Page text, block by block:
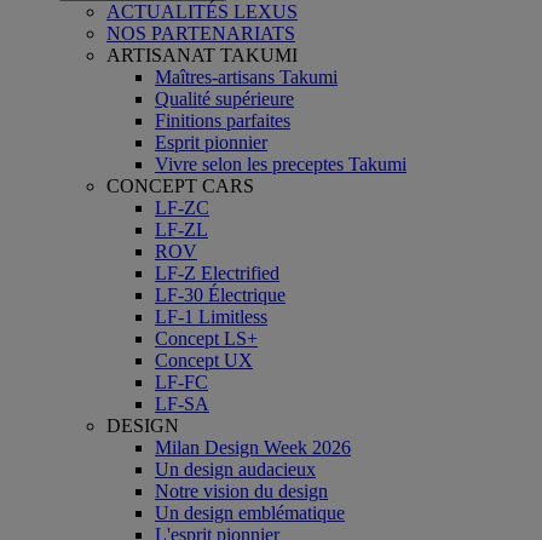
ACTUALITÉS LEXUS
NOS PARTENARIATS
ARTISANAT TAKUMI
Maîtres-artisans Takumi
Qualité supérieure
Finitions parfaites
Esprit pionnier
Vivre selon les preceptes Takumi
CONCEPT CARS
LF-ZC
LF-ZL
ROV
LF-Z Electrified
LF-30 Électrique
LF-1 Limitless
Concept LS+
Concept UX
LF-FC
LF-SA
DESIGN
Milan Design Week 2026
Un design audacieux
Notre vision du design
Un design emblématique
L'esprit pionnier